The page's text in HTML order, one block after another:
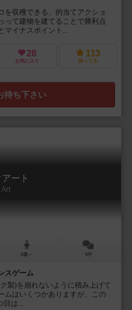
を収穫できる、的当てアクショ
って建物を建てることで勝利点
マイナスポイント...
28
お気に入り
113
持ってる
待ち下さい
ート
8歳～ 9件
スゲーム
製)を崩れないように積み上げて
ムはいくつかありますが、この
目は...